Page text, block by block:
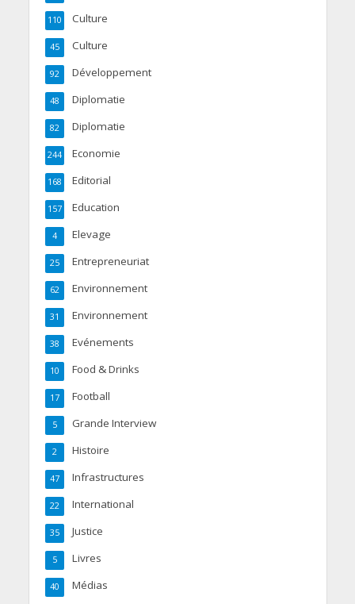
Culture
110
Culture
45
Développement
92
Diplomatie
48
Diplomatie
82
Economie
244
Editorial
168
Education
157
Elevage
4
Entrepreneuriat
25
Environnement
62
Environnement
31
Evénements
38
Food & Drinks
10
Football
17
Grande Interview
5
Histoire
2
Infrastructures
47
International
22
Justice
35
Livres
5
Médias
40